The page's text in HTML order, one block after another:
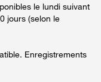
le lundi suivant
jours (selon le
Enregistrements